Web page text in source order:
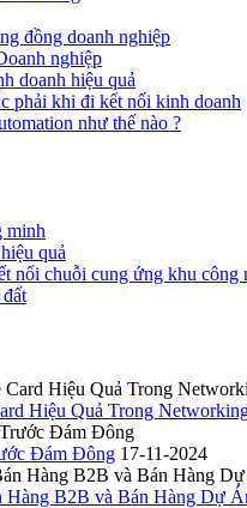
đồng doanh nghiệp
nghiệp
doanh hiệu quả
phải khi đi kết nối kinh doanh
như thế nào ?
minh
quả
nối chuỗi cung ứng khu công
Hiệu Quả Trong
Đám Đông 17-11-2024
Hàng B2B và Bán Hàng Dự